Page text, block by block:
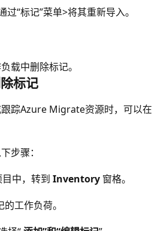
“标记”菜单>将其重新导入。
载中删除标记。
标记
踪Azure Migrate资源时，可以在
步骤：
中，转到 Inventory 窗格。
工作负荷。